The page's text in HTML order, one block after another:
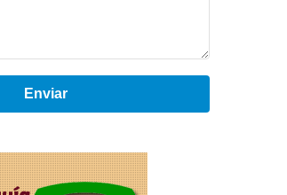
Enviar